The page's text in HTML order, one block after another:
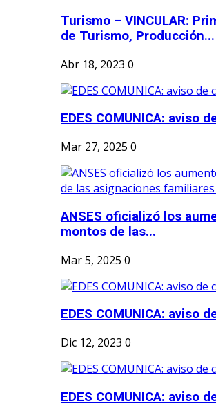
Turismo – VINCULAR:
de Turismo, Producción...
Abr 18, 2023 0
EDES COMUNICA: aviso
Mar 27, 2025 0
ANSES oficializó los
montos de las...
Mar 5, 2025 0
EDES COMUNICA: aviso
Dic 12, 2023 0
EDES COMUNICA: aviso